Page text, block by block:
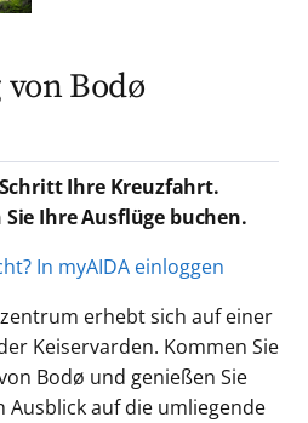
Bodø
Ihre Kreuzfahrt.
Ihre Ausflüge buchen.
In myAIDA einloggen
erhebt sich auf einer
Keiservarden. Kommen Sie
Bodø und genießen Sie
auf die umliegende